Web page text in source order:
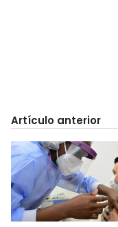
Artículo anterior